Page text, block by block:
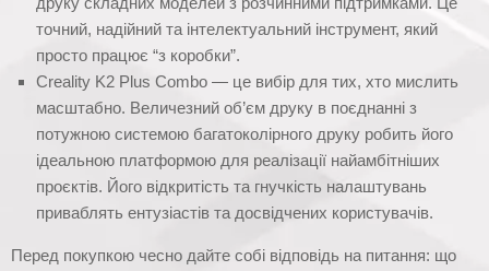
точний, надійний та інтелектуальний інструмент, який
просто працює “з коробки”.
Creality K2 Plus Combo — це вибір для тих, хто мислить
масштабно. Величезний об’єм друку в поєднанні з
потужною системою багатоколірного друку робить його
ідеальною платформою для реалізації найамбітніших
проєктів. Його відкритість та гнучкість налаштувань
приваблять ентузіастів та досвідчених користувачів.
Перед покупкою чесно дайте собі відповідь на питання: що